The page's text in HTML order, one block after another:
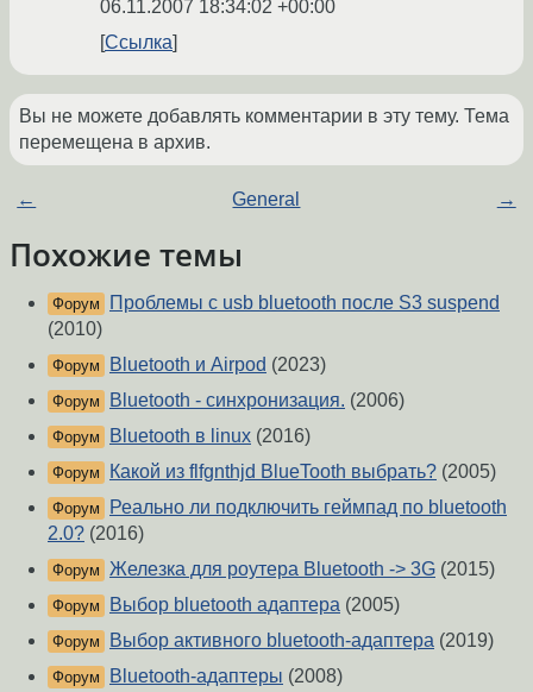
06.11.2007 18:34:02 +00:00
Ссылка
Вы не можете добавлять комментарии в эту тему. Тема
перемещена в архив.
← General →
Похожие темы
Форум
Проблемы с usb bluetooth после S3 suspend
(2010)
Форум Bluetooth и Airpod (2023)
Форум Bluetooth - синхронизация. (2006)
Форум Bluetooth в linux (2016)
Форум Какой из flfgnthjd BlueTooth выбрать? (2005)
Форум
Реально ли подключить геймпад по bluetooth
2.0? (2016)
Форум Железка для роутера Bluetooth -> 3G (2015)
Форум Выбор bluetooth адаптера (2005)
Форум Выбор активного bluetooth-адаптера (2019)
Форум Bluetooth-адаптеры (2008)